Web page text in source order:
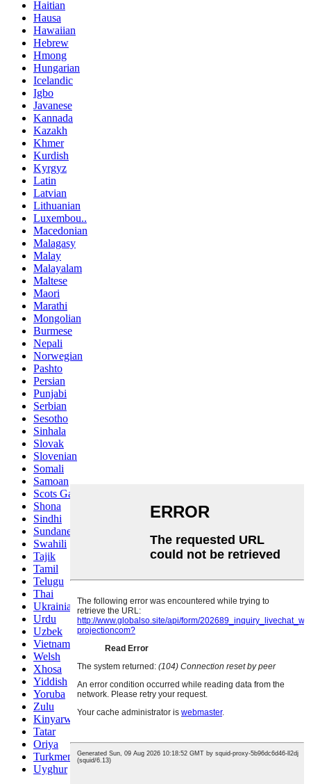
Haitian
Hausa
Hawaiian
Hebrew
Hmong
Hungarian
Icelandic
Igbo
Javanese
Kannada
Kazakh
Khmer
Kurdish
Kyrgyz
Latin
Latvian
Lithuanian
Luxembou..
Macedonian
Malagasy
Malay
Malayalam
Maltese
Maori
Marathi
Mongolian
Burmese
Nepali
Norwegian
Pashto
Persian
Punjabi
Serbian
Sesotho
Sinhala
Slovak
Slovenian
Somali
Samoan
Scots Gaelic
Shona
Sindhi
Sundanese
Swahili
Tajik
Tamil
Telugu
Thai
Ukrainian
Urdu
Uzbek
Vietnamese
Welsh
Xhosa
Yiddish
Yoruba
Zulu
Kinyarwanda
Tatar
Oriya
Turkmen
Uyghur